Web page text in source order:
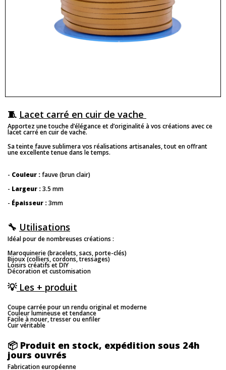
🧵 Lacet carré en cuir de vache
Apportez une touche d’élégance et d’originalité à vos créations avec ce
lacet carré en cuir de vache.
Sa teinte fauve sublimera vos réalisations artisanales, tout en offrant
une excellente tenue dans le temps.
- Couleur :fauve (brun clair)
- Largeur :3.5 mm
- Épaisseur :3mm
🔧 Utilisations
Idéal pour de nombreuses créations :
Maroquinerie (bracelets, sacs, porte-clés)
Bijoux (colliers, cordons, tressages)
Loisirs créatifs et DIY
Décoration et customisation
💡Les + produit
Coupe carrée pour un rendu original et moderne
Couleur lumineuse et tendance
Facile à nouer, tresser ou enfiler
Cuir véritable
📦 Produit en stock, expédition sous 24h
jours ouvrés
Fabrication européenne